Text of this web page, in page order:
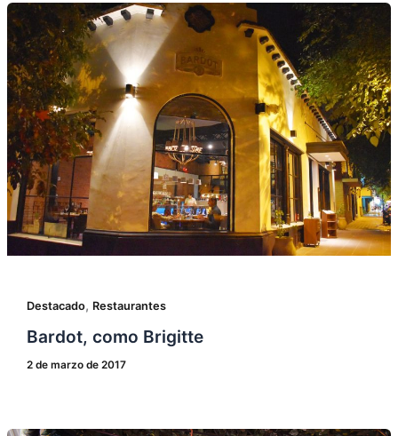
Destacado, Restaurantes
Bardot, como Brigitte
2 de marzo de 2017